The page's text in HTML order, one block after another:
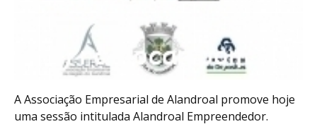
A Associação Empresarial de Alandroal promove hoje
uma sessão intitulada Alandroal Empreendedor.